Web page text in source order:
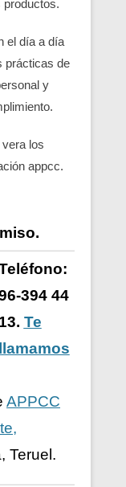
productos.
el día a día
prácticas de
y
los
appcc.
394 44
13. Te
llamamos
APPCC
Teruel.